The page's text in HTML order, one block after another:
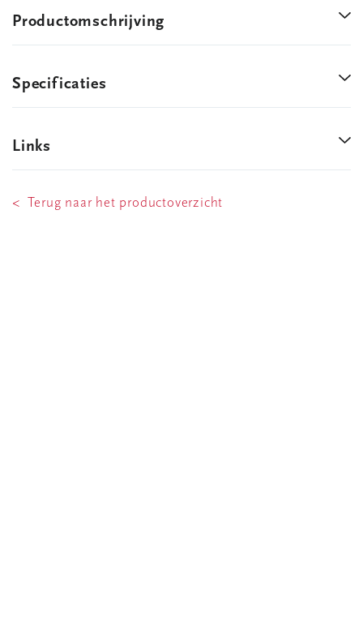
Productomschrijving
Specificaties
Links
< Terug naar het productoverzicht